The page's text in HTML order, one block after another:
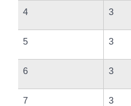
4 3
5 3
6 3
7 3